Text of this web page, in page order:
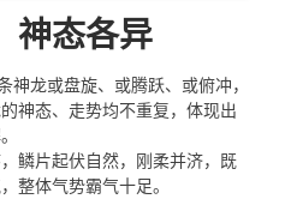
神态各异
神龙或盘旋、或腾跃、或俯冲，
神态、走势均不重复，体现出
鳞片起伏自然，刚柔并济，既
整体气势霸气十足。